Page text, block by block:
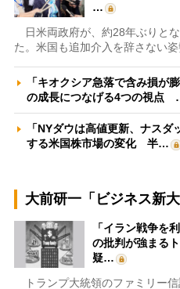
…
日米両政府が、約28年ぶりと
た。米国も追加介入を辞さない
「キオクシア急落で含み損が
の成長につなげる4つの視点
「NYダウは高値更新、ナス
する米国株市場の変化 半…
大前研一「ビジネス新
「イラン戦争を
の批判が強まる
疑…
トランプ大統領のファミリー